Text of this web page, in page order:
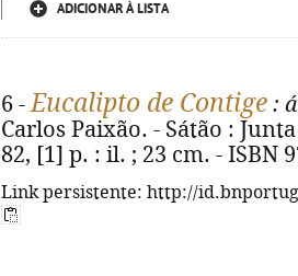
ADICIONAR À LISTA
6 -Eucalipto de Contige :
Carlos Paixão. - Sátão :
82, [1] p. : il. ; 23 cm. - ISBN
Link persistente: http://